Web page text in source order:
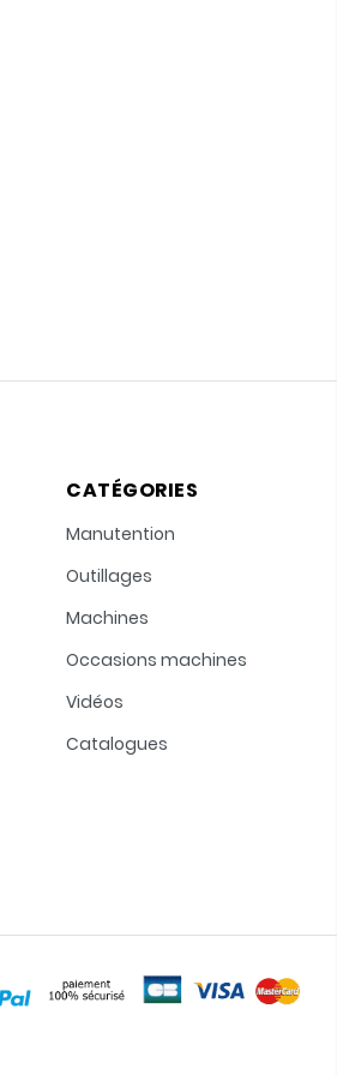
CATÉGORIES
Manutention
Outillages
Machines
Occasions machines
Vidéos
Catalogues